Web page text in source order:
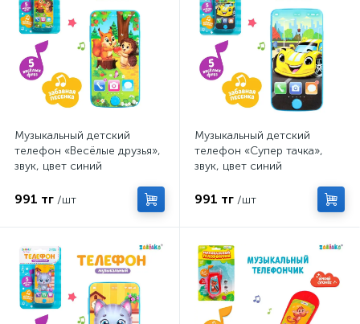
Музыкальный детский
телефон «Весёлые друзья»,
звук, цвет синий
991 тг /шт
Музыкальный детский
телефон «Супер тачка»,
звук, цвет синий
991 тг /шт